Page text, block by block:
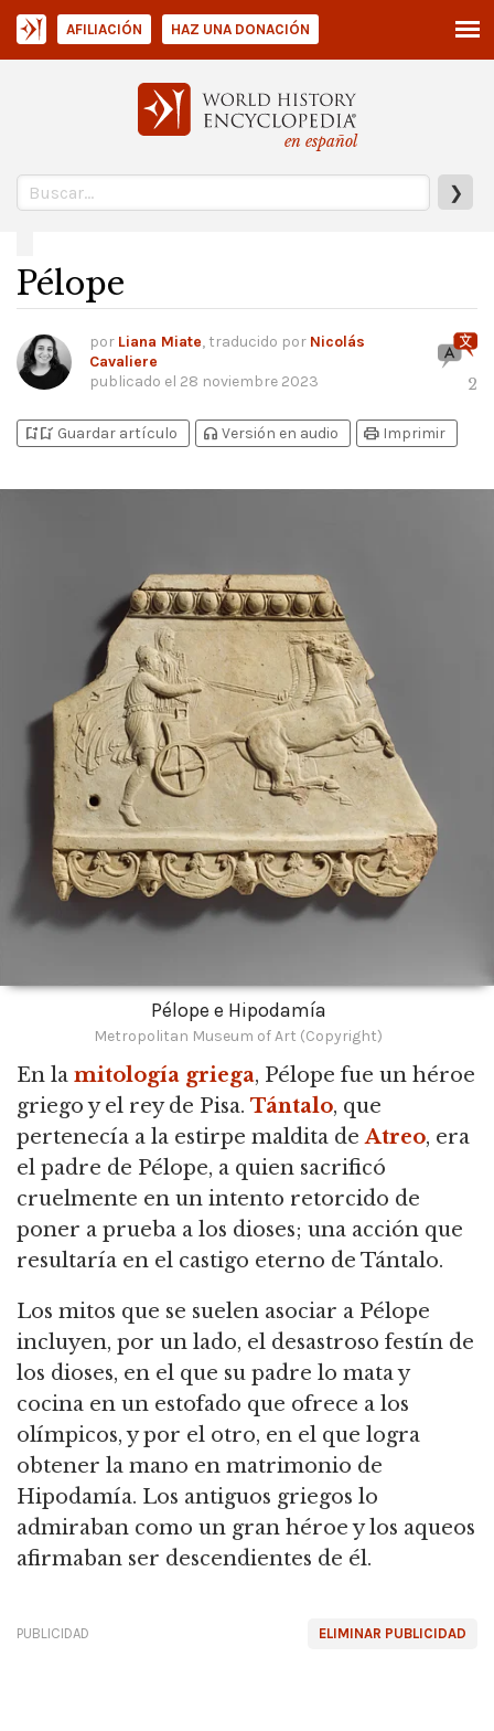
en español
❯
AFILIACIÓN HAZ UNA DONACIÓN
Pélope
por Liana Miate, traducido por Nicolás
Cavaliere
publicado el 28 noviembre 2023 2
bookmark_addbookmark_added Guardar artículo headphones Versión en audio print Imprimir
Pélope e Hipodamía
Metropolitan Museum of Art (Copyright)
En la mitología griega, Pélope fue un héroe
griego y el rey de Pisa. Tántalo, que
pertenecía a la estirpe maldita deAtreo, era
el padre de Pélope, a quien sacrificó
cruelmente en un intento retorcido de
poner a prueba a los dioses; una acción que
resultaría en el castigo eterno de Tántalo.
Los mitos que se suelen asociar a Pélope
incluyen, por un lado, el desastroso festín de
los dioses, en el que su padre lo mata y
cocina en un estofado que ofrece a los
olímpicos, y por el otro, en el que logra
obtener la mano en matrimonio de
Hipodamía. Los antiguos griegos lo
admiraban como un gran héroe y los aqueos
afirmaban ser descendientes de él.
ELIMINAR PUBLICIDAD
PUBLICIDAD